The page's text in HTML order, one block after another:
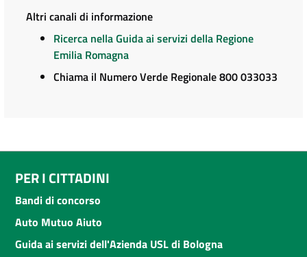
Altri canali di informazione
Ricerca nella Guida ai servizi della Regione
Emilia Romagna
Chiama il Numero Verde Regionale 800 033033
PER I CITTADINI
Bandi di concorso
Auto Mutuo Aiuto
Guida ai servizi dell'Azienda USL di Bologna